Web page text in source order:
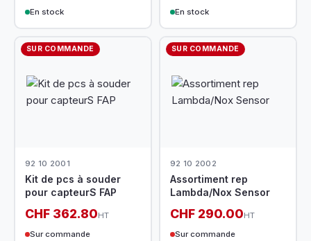
En stock
En stock
SUR COMMANDE
92 10 2001
Kit de pcs à souder
pour capteurS FAP
CHF 362.80HT
Sur commande
SUR COMMANDE
92 10 2002
Assortiment rep
Lambda/Nox Sensor
CHF 290.00HT
Sur commande